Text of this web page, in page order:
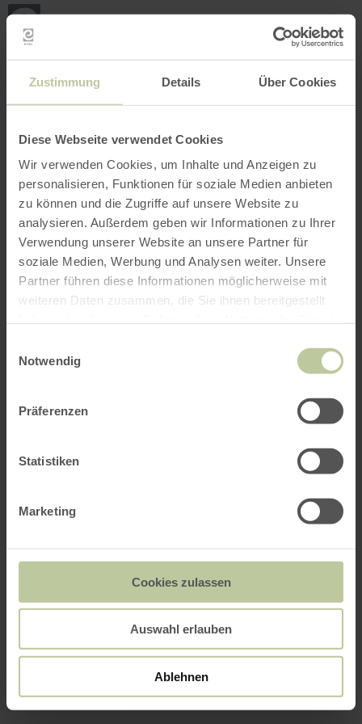
Zustimmung Details Über Cookies
Diese Webseite verwendet Cookies
Wir verwenden Cookies, um Inhalte und Anzeigen zu
personalisieren, Funktionen für soziale Medien anbieten
zu können und die Zugriffe auf unsere Website zu
analysieren. Außerdem geben wir Informationen zu Ihrer
Verwendung unserer Website an unsere Partner für
soziale Medien, Werbung und Analysen weiter. Unsere
Partner führen diese Informationen möglicherweise mit
weiteren Daten zusammen, die Sie ihnen bereitgestellt
Notwendig
Präferenzen
Statistiken
Marketing
Cookies zulassen
Auswahl erlauben
Ablehnen
INTERACTIEVE KAART
Mijn
Filter openen